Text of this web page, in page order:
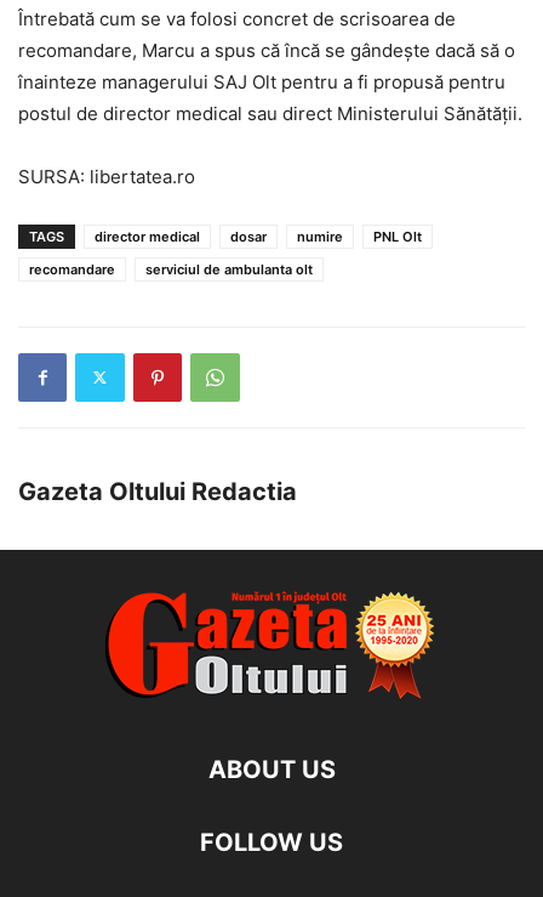
Întrebată cum se va folosi concret de scrisoarea de
recomandare, Marcu a spus că încă se gândește dacă să o
înainteze managerului SAJ Olt pentru a fi propusă pentru
postul de director medical sau direct Ministerului Sănătății.
SURSA: libertatea.ro
TAGS director medical dosar numire
PNL Olt
recomandare
serviciul de ambulanta olt
Gazeta Oltului Redactia
ABOUT US
FOLLOW US